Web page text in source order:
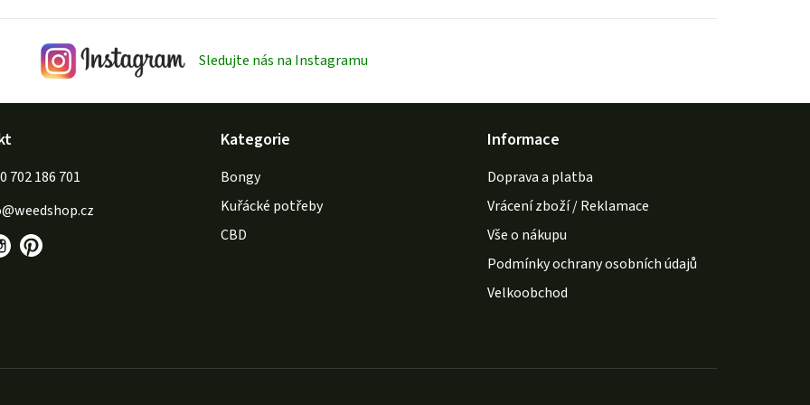
Sledujte nás na Instagramu
@weedshop.cz
702 186 701
Kategorie
Bongy
Kuřácké potřeby
CBD
Informace
Doprava a platba
Vrácení zboží / Reklamace
Vše o nákupu
Podmínky ochrany osobních údajů
Velkoobchod